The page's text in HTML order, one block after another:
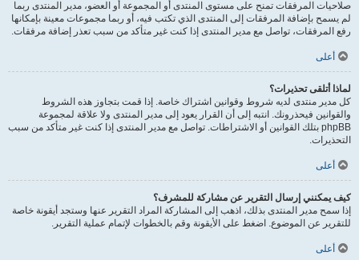
صلاحيات المرفقات تمنح على مستوى المنتدى أو المجموعة أو العضو، مدير المنتدى ربما
لم يسمح بإضافة المرفقات إلى المنتدى الذي تكتب فيه، أو ربما مجموعات معينة بإمكانها
رفع المرفقات، تواصل مع مدير المنتدى إذا كنت غير متأكد من سبب تعذر إضافة مرفقات.
أعلى
لماذا أتلقى تحذيرات؟
كل مدير منتدى لديه شروط وقوانين اشتراك خاصة. إذا قمت بتجاوز هذه الشروط
والقوانين فيحذرونك. انتبه إلى أن القرار يعود إلى مدير المنتدى ولا علاقة لمجموعة
phpBB بتلك القوانين أو الاشتراطات. تواصل مع مدير المنتدى إذا كنت غير متأكد من سبب
التحذيرات.
أعلى
كيف يمكنني إرسال التقرير عن مشاركة للمشرف؟
إذا سمح مدير المنتدى بذلك، اذهب إلى المشاركة المراد التقرير عنها وستجد أيقونة خاصة
للتقرير عن الموضوع. اضغط على الأيقونة وقم بالخطوات لإتمام عملية التقرير.
أعلى